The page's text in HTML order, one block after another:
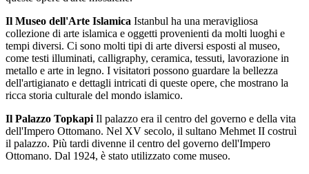
Il Museo dell'Arte Islamica Istanbul ha una meravigliosa
collezione di arte islamica e oggetti provenienti da molti luoghi e
tempi diversi. Ci sono molti tipi di arte diversi esposti al museo,
come testi illuminati, calligraphy, ceramica, tessuti, lavorazione in
metallo e arte in legno. I visitatori possono guardare la bellezza
dell'artigianato e dettagli intricati di queste opere, che mostrano la
ricca storia culturale del mondo islamico.
Il Palazzo Topkapi Il palazzo era il centro del governo e della vita
dell'Impero Ottomano. Nel XV secolo, il sultano Mehmet II costruì
il palazzo. Più tardi divenne il centro del governo dell'Impero
Ottomano. Dal 1924, è stato utilizzato come museo.